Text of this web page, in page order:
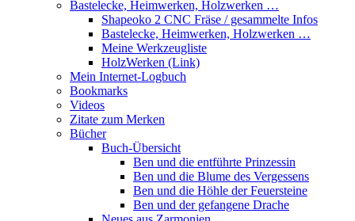
Bastelecke, Heimwerken, Holzwerken …
Shapeoko 2 CNC Fräse / gesammelte Infos
Bastelecke, Heimwerken, Holzwerken …
Meine Werkzeugliste
HolzWerken (Link)
Mein Internet-Logbuch
Bookmarks
Videos
Zitate zum Merken
Bücher
Buch-Übersicht
Ben und die entführte Prinzessin
Ben und die Blume des Vergessens
Ben und die Höhle der Feuersteine
Ben und der gefangene Drache